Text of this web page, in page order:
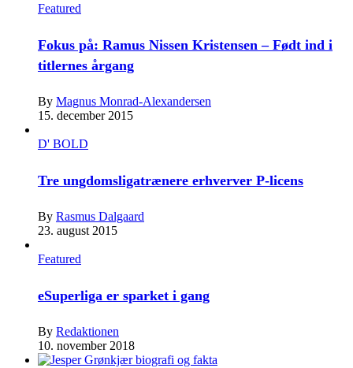
Featured
Fokus på: Ramus Nissen Kristensen – Født ind i
titlernes årgang
By Magnus Monrad-Alexandersen
15. december 2015
D' BOLD
Tre ungdomsligatrænere erhverver P-licens
By Rasmus Dalgaard
23. august 2015
Featured
eSuperliga er sparket i gang
By Redaktionen
10. november 2018